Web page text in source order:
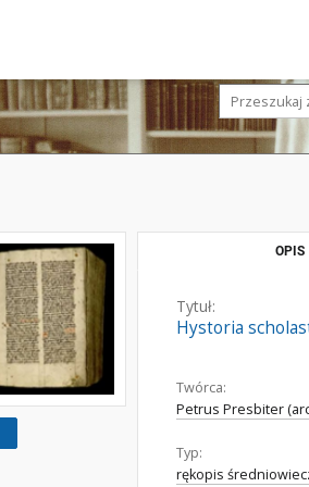
OPIS
Tytuł:
Hystoria
Twórca:
Petrus Presbiter
Typ:
rękopis